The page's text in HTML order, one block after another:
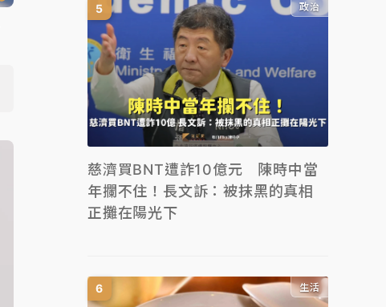
政治
慈濟買BNT遭詐10億元 陳時中當
年攔不住！長文訴：被抹黑的真相
正攤在陽光下
生活